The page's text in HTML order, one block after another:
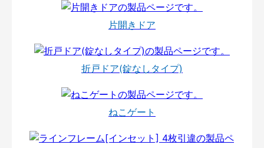
片開きドア
折戸ドア(錠なしタイプ)
ねこゲート